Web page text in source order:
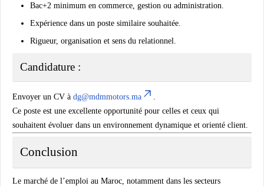
Bac+2 minimum en commerce, gestion ou administration.
Expérience dans un poste similaire souhaitée.
Rigueur, organisation et sens du relationnel.
Candidature :
Envoyer un CV à dg@mdmmotors.ma
Ce poste est une excellente opportunité pour celles et ceux qui
souhaitent évoluer dans un environnement dynamique et orienté client.
Conclusion
Le marché de l’emploi au Maroc, notamment dans les secteurs